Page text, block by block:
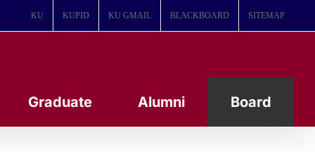
KU KUPID KU GMAIL BLACKBOARD SITEMAP
Graduate Alumni Board